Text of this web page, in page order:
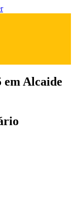
em Alcaide